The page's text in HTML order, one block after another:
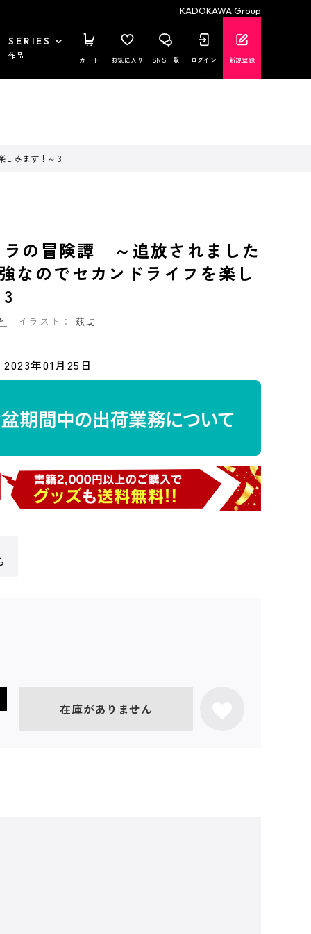
KADOKAWA Group
SERIES
作品 カート お気に入り SNS一覧 ログイン 新規登録
しみます！～ 3
の冒険譚 ～追放されました
なのでセカンドライフを楽し
イラスト： 茲助
2023年01月25日
在庫がありません